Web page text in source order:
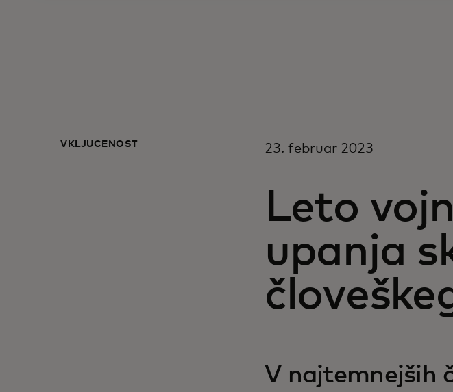
VKLJUČENOST 23. februar 2023
Leto
upanja
V najtemnejših